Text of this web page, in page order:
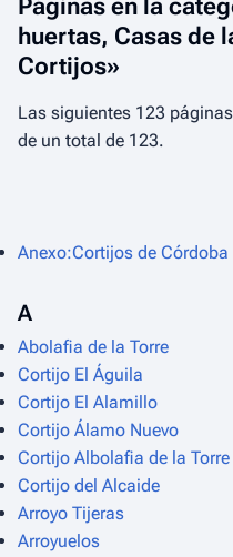
Páginas en la
huertas, Casas de
Cortijos»
Las siguientes 123
de un total de 123.
Anexo:Cortijos de Córdoba
A
Abolafia de la Torre
Cortijo El Águila
Cortijo El Alamillo
Cortijo Álamo Nuevo
Cortijo Albolafia de la Torre
Cortijo del Alcaide
Arroyo Tijeras
Arroyuelos